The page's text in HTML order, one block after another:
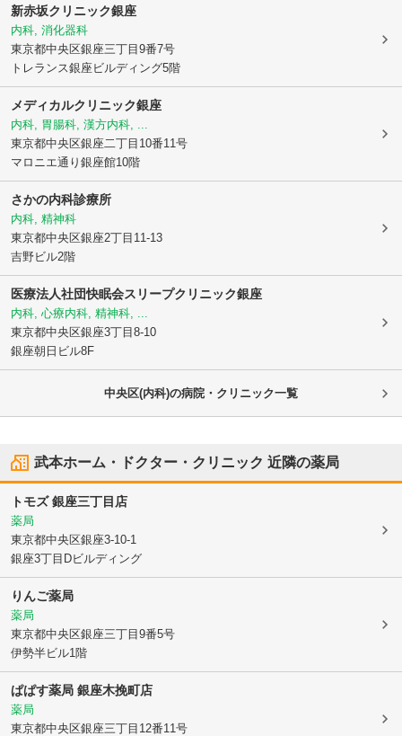
新赤坂クリニック銀座
内科, 消化器科
東京都中央区銀座三丁目9番7号
トレランス銀座ビルディング5階
メディカルクリニック銀座
内科, 胃腸科, 漢方内科, ...
東京都中央区銀座二丁目10番11号
マロニエ通り銀座館10階
さかの内科診療所
内科, 精神科
東京都中央区銀座2丁目11-13
吉野ビル2階
医療法人社団快眠会スリープクリニック銀座
内科, 心療内科, 精神科, ...
東京都中央区銀座3丁目8-10
銀座朝日ビル8F
中央区(内科)の病院・クリニック一覧
武本ホーム・ドクター・クリニック 近隣の薬局
トモズ 銀座三丁目店
薬局
東京都中央区銀座3-10-1
銀座3丁目Dビルディング
りんご薬局
薬局
東京都中央区銀座三丁目9番5号
伊勢半ビル1階
ぱぱす薬局 銀座木挽町店
薬局
東京都中央区銀座三丁目12番11号